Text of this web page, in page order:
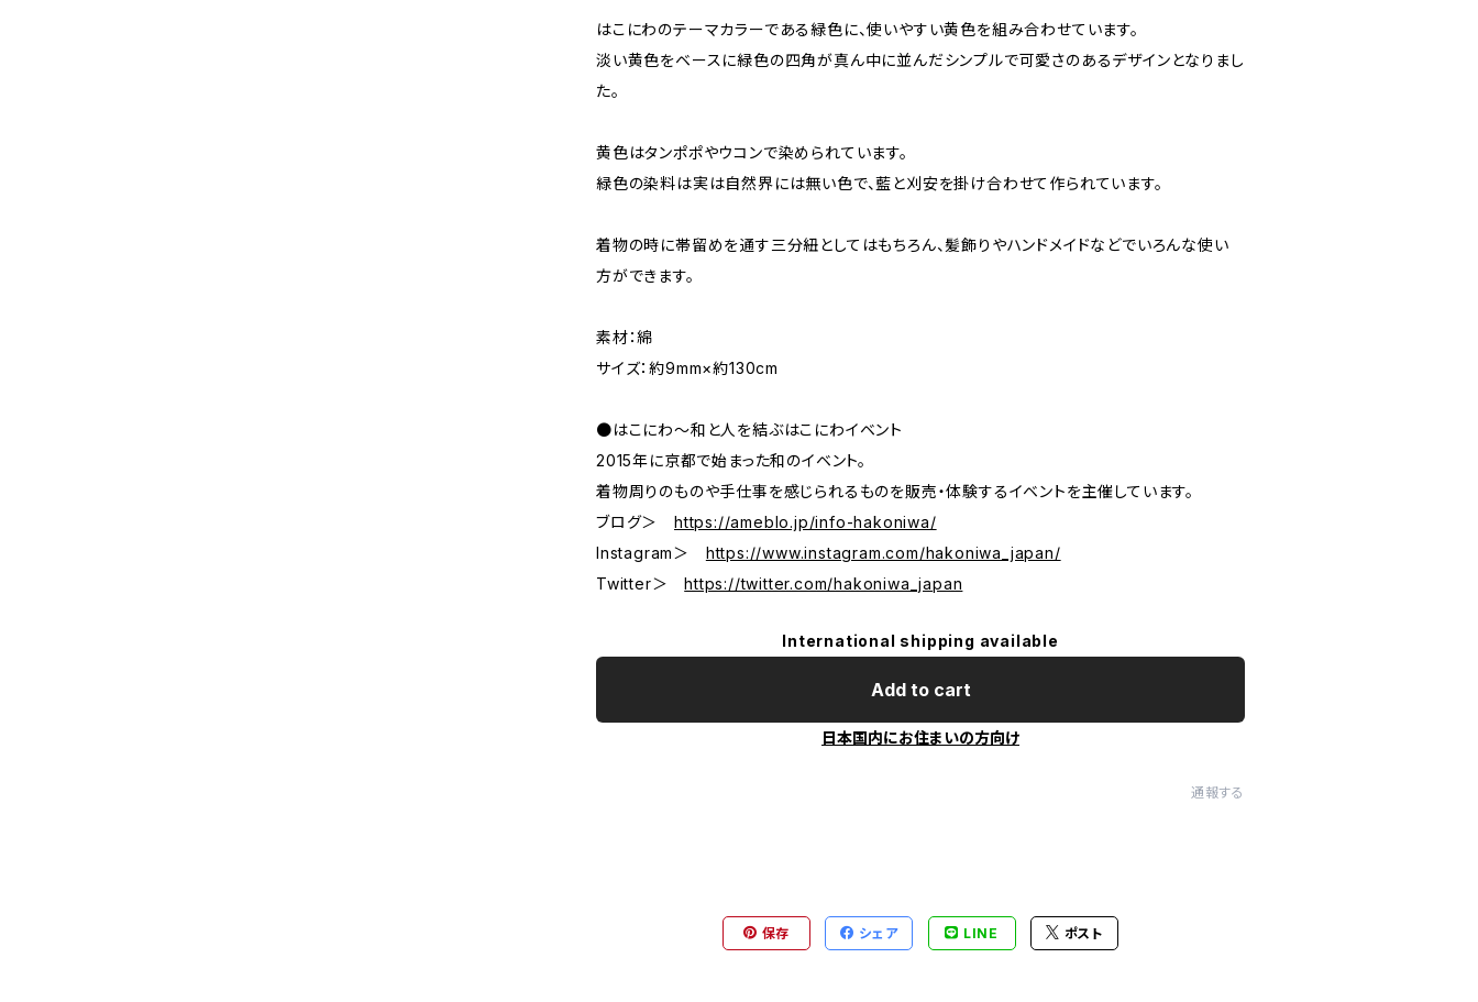
はこにわのテーマカラーである緑色に、使いやすい黄色を組み合わせています。
淡い黄色をベースに緑色の四角が真ん中に並んだシンプルで可愛さのあるデザインとなりまし
た。
黄色はタンポポやウコンで染められています。
緑色の染料は実は自然界には無い色で、藍と刈安を掛け合わせて作られています。
着物の時に帯留めを通す三分紐としてはもちろん、髪飾りやハンドメイドなどでいろんな使い
方ができます。
素材：綿
サイズ：約9mm×約130cm
●はこにわ〜和と人を結ぶはこにわイベント
2015年に京都で始まった和のイベント。
着物周りのものや手仕事を感じられるものを販売・体験するイベントを主催しています。
ブログ＞ https://ameblo.jp/info-hakoniwa/
Instagram＞ https://www.instagram.com/hakoniwa_japan/
Twitter＞https://twitter.com/hakoniwa_japan
International shipping available
Add to cart
日本国内にお住まいの方向け
通報する
保存 シェア LINE ポスト